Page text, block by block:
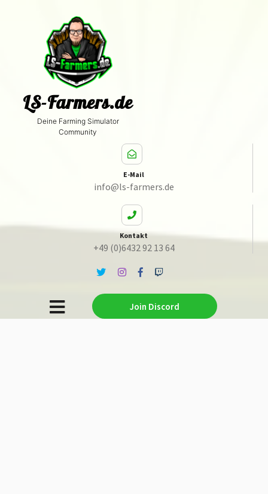
LS-Farmers.de
Deine Farming Simulator
Community
E-Mail
info@ls-farmers.de
Kontakt
+49 (0)6432 92 13 64
Join Discord